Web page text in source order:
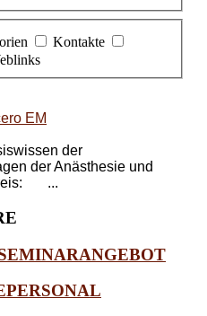
Kontakte
EM
der
der Anästhesie und
...